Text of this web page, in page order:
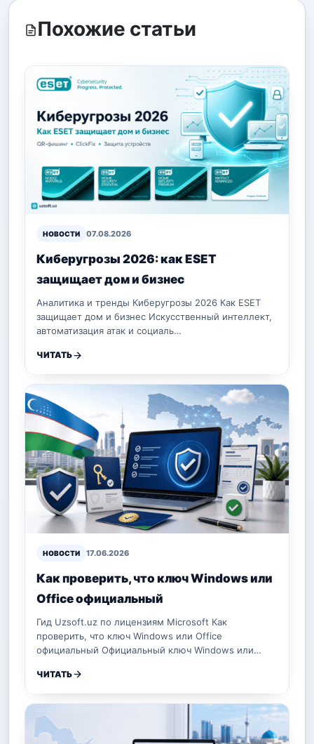
Похожие статьи
НОВОСТИ 07.08.2026
Киберугрозы 2026: как ESET
защищает дом и бизнес
Аналитика и тренды Киберугрозы 2026 Как ESET
защищает дом и бизнес Искусственный интеллект,
автоматизация атак и социаль…
ЧИТАТЬ
НОВОСТИ 17.06.2026
Как проверить, что ключ Windows или
Office официальный
Гид Uzsoft.uz по лицензиям Microsoft Как
проверить, что ключ Windows или Office
официальный Официальный ключ Windows или…
ЧИТАТЬ